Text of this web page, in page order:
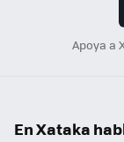
Apoya a
En Xataka